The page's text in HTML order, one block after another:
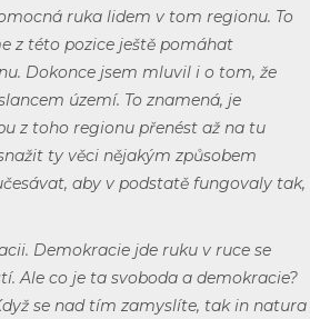
ruka lidem v tom regionu. To
z této pozice ještě pomáhat
Dokonce jsem mluvil i o tom, že
území. To znamená, je
z toho regionu přenést až na tu
ty věci nějakým způsobem
aby v podstatě fungovaly tak,
Demokracie jde ruku v ruce se
Ale co je ta svoboda a demokracie?
se nad tím zamyslíte, tak in natura